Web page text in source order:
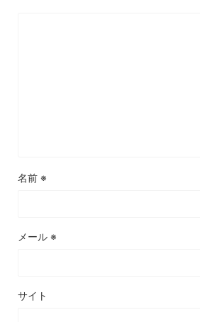
名前 ※
メール ※
サイト